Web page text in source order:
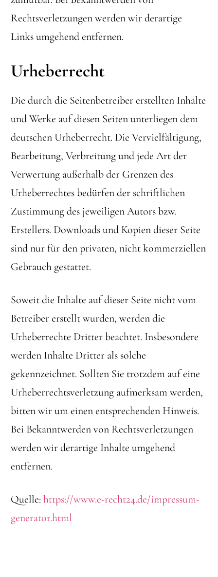
Rechtsverletzungen werden wir derartige
Links umgehend entfernen.
Urheberrecht
Die durch die Seitenbetreiber erstellten Inhalte
und Werke auf diesen Seiten unterliegen dem
deutschen Urheberrecht. Die Vervielfältigung,
Bearbeitung, Verbreitung und jede Art der
Verwertung außerhalb der Grenzen des
Urheberrechtes bedürfen der schriftlichen
Zustimmung des jeweiligen Autors bzw.
Erstellers. Downloads und Kopien dieser Seite
sind nur für den privaten, nicht kommerziellen
Gebrauch gestattet.
Soweit die Inhalte auf dieser Seite nicht vom
Betreiber erstellt wurden, werden die
Urheberrechte Dritter beachtet. Insbesondere
werden Inhalte Dritter als solche
gekennzeichnet. Sollten Sie trotzdem auf eine
Urheberrechtsverletzung aufmerksam werden,
bitten wir um einen entsprechenden Hinweis.
Bei Bekanntwerden von Rechtsverletzungen
werden wir derartige Inhalte umgehend
entfernen.
Quelle:https://www.e-recht24.de/impressum-
generator.html